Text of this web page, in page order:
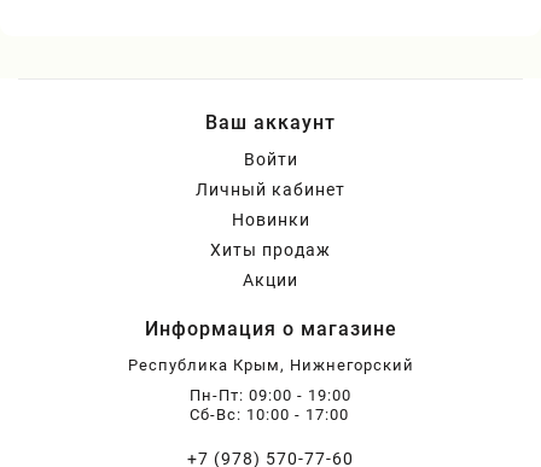
Ваш аккаунт
Войти
Личный кабинет
Новинки
Хиты продаж
Акции
Информация о магазине
Республика Крым, Нижнегорский
Пн-Пт: 09:00 - 19:00
Сб-Вс: 10:00 - 17:00
+7 (978) 570-77-60